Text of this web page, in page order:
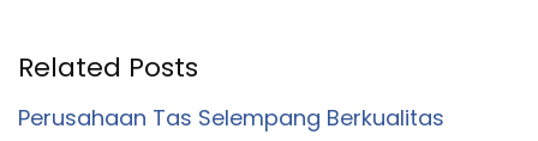
Related Posts
Perusahaan Tas Selempang Berkualitas